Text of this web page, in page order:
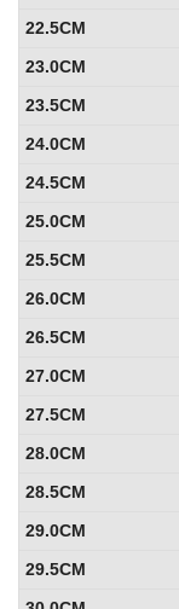
22.5CM
23.0CM
23.5CM
24.0CM
24.5CM
25.0CM
25.5CM
26.0CM
26.5CM
27.0CM
27.5CM
28.0CM
28.5CM
29.0CM
29.5CM